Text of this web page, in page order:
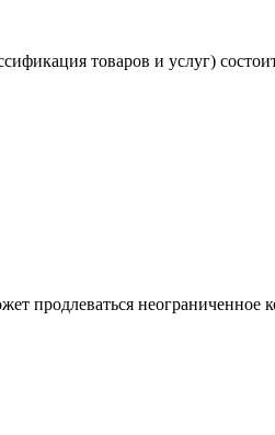
товаров и услуг)
продлеваться неограниченное